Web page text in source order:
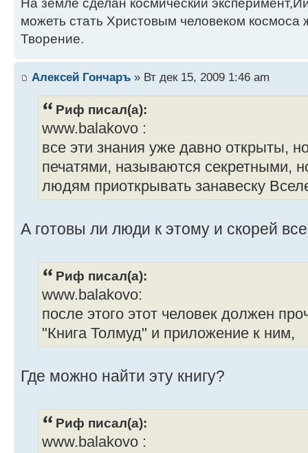
На земле сделан космический
можеть стать Христовым человеком космоса
Творение.
Алексей Гончаръ » Вт дек 15, 2009 1:46 am
Риф писал(а):
www.balakovo :
все эти знания уже давно открыты,
печатями, называются секретными,
людям приоткрывать занавеску
А готовы ли люди к этому и скорей
Риф писал(а):
www.balakovo:
после этого этот человек должен
"Книга Толмуд" и приложение к ним,
Где можно найти эту книгу?
Риф писал(а):
www.balakovо :